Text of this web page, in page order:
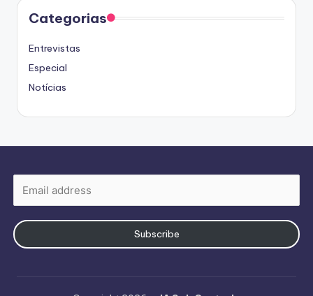
Categorias
Entrevistas
Especial
Notícias
Subscribe